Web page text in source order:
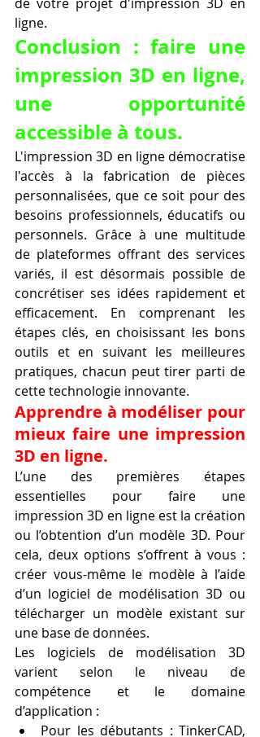
ligne.
Conclusion : faire une
impression 3D en ligne,
une opportunité
accessible à tous.
L'impression 3D en ligne démocratise
l'accès à la fabrication de pièces
personnalisées, que ce soit pour des
besoins professionnels, éducatifs ou
personnels. Grâce à une multitude
de plateformes offrant des services
variés, il est désormais possible de
concrétiser ses idées rapidement et
efficacement. En comprenant les
étapes clés, en choisissant les bons
outils et en suivant les meilleures
pratiques, chacun peut tirer parti de
cette technologie innovante.
Apprendre à modéliser pour
mieux faire une impression
3D en ligne.
L’une des premières étapes
essentielles pour faire une
impression 3D en ligne est la création
ou l’obtention d’un modèle 3D. Pour
cela, deux options s’offrent à vous :
créer vous-même le modèle à l’aide
d’un logiciel de modélisation 3D ou
télécharger un modèle existant sur
une base de données.
Les logiciels de modélisation 3D
varient selon le niveau de
compétence et le domaine
d’application :
Pour les débutants : TinkerCAD,